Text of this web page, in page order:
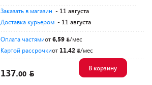
Заказать в магазин - 11 августа
Доставка курьером - 11 августа
Оплата частямиот6,59
/мес
Картой рассрочкиот 11,42 /мес
137.00
В корзину